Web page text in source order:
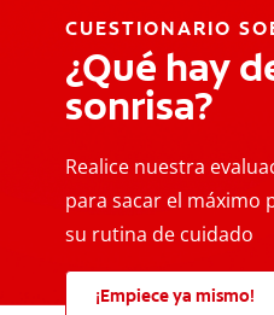
CUESTIONARIO
¿Qué hay
sonrisa?
Realice nuestra
para sacar el máximo
su rutina de cuidado
¡Empiece ya mismo!